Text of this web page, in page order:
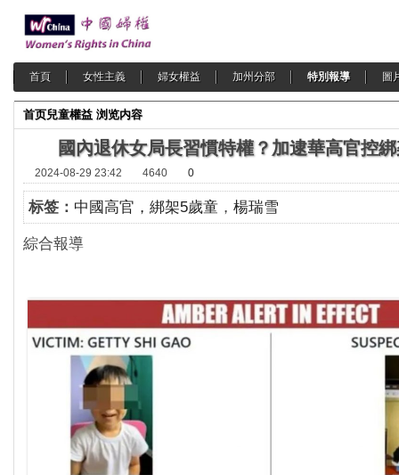
首頁 女性主義 婦女權益 加州分部 特別報導 圖
首页兒童權益 浏览内容
國內退休女局長習慣特權？加逮華高官控
2024-08-29 23:42 4640 0
标签： 中國高官，綁架5歲童 ， 楊瑞雪
綜合報導 2024-